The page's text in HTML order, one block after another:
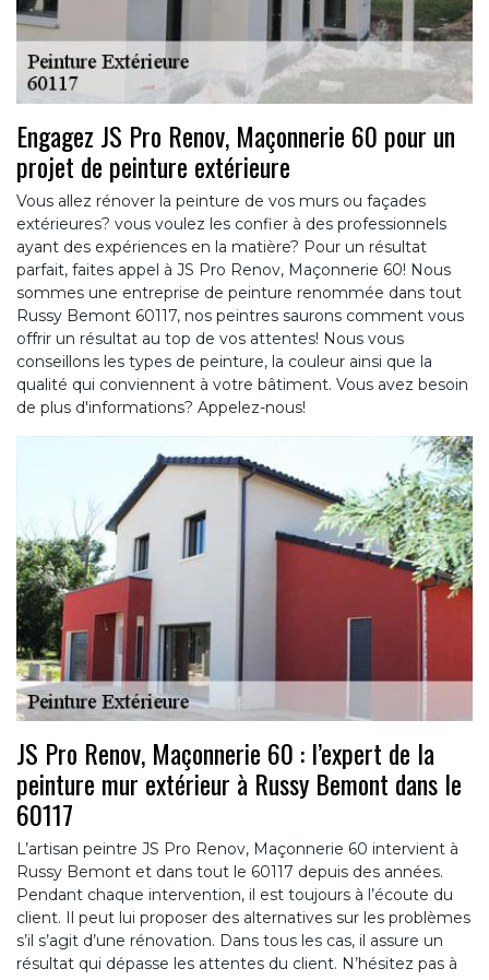
Engagez JS Pro Renov, Maçonnerie 60 pour un
projet de peinture extérieure
Vous allez rénover la peinture de vos murs ou façades
extérieures? vous voulez les confier à des professionnels
ayant des expériences en la matière? Pour un résultat
parfait, faites appel à JS Pro Renov, Maçonnerie 60! Nous
sommes une entreprise de peinture renommée dans tout
Russy Bemont 60117, nos peintres saurons comment vous
offrir un résultat au top de vos attentes! Nous vous
conseillons les types de peinture, la couleur ainsi que la
qualité qui conviennent à votre bâtiment. Vous avez besoin
de plus d'informations? Appelez-nous!
JS Pro Renov, Maçonnerie 60 : l’expert de la
peinture mur extérieur à Russy Bemont dans le
60117
L’artisan peintre JS Pro Renov, Maçonnerie 60 intervient à
Russy Bemont et dans tout le 60117 depuis des années.
Pendant chaque intervention, il est toujours à l’écoute du
client. Il peut lui proposer des alternatives sur les problèmes
s’il s’agit d’une rénovation. Dans tous les cas, il assure un
résultat qui dépasse les attentes du client. N’hésitez pas à